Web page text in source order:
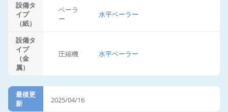
設備タ
イプ
（紙）
ベーラ
ー
水平ベーラー
設備タ
イプ
（金
属）
圧縮機 水平ベーラー
最後更
新
2025/04/16